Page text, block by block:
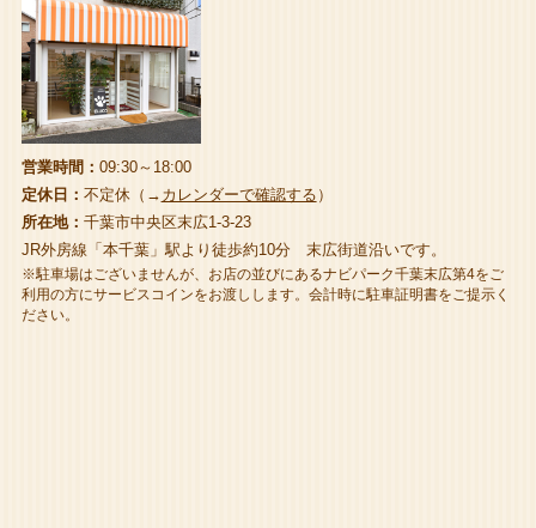
営業時間： 09:30～18:00
定休日： 不定休（→ カレンダーで確認する ）
所在地： 千葉市中央区末広1-3-23
JR外房線「本千葉」駅より徒歩約10分 末広街道沿いです。
※駐車場はございませんが、お店の並びにあるナビパーク千葉末広第4をご
利用の方にサービスコインをお渡しします。会計時に駐車証明書をご提示く
ださい。